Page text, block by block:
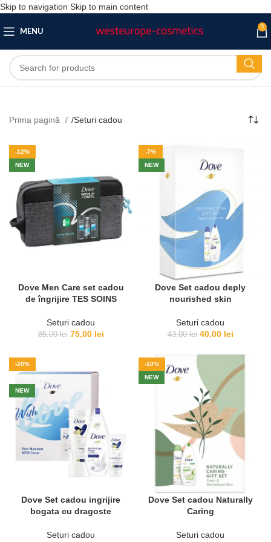
Skip to navigation Skip to main content
MENU
0
Prima pagină /Seturi cadou
-12%
NEW
Dove Men Care set cadou
de îngrijire TES SOINS
Seturi cadou
85,00lei Prețul
75,00 leiPrețul
-7%
NEW
Dove Set cadou deply
nourished skin
Seturi cadou
43,00lei Prețul
a
43,00 lei.
40,00 leiPrețul
este:
40,00 lei.
-20%
NEW
Dove Set cadou ingrijire
bogata cu dragoste
Seturi cadou
-10%
NEW
Dove Set cadou Naturally
Caring
Seturi cadou